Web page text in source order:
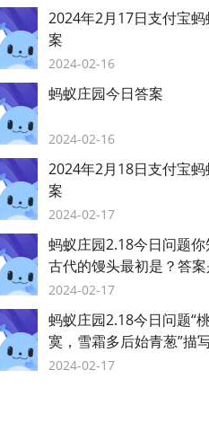
2024年2月17日支付宝
案
2024-02-16
蚂蚁庄园今日答案
2024-02-16
2024年2月18日支付宝
案
2024-02-17
蚂蚁庄园2.18今日问题
古代的馒头最初是？答案
2024-02-17
蚂蚁庄园2.18今日问题“
寞，雪霜多后始青葱”描
植物？答案是什么？
2024-02-17